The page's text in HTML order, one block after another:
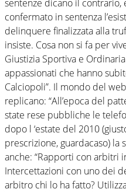
sentenze dicano il contrario,
confermato in sentenza
delinquere finalizzata alla
insiste. Cosa non si fa per
Giustizia Sportiva e
appassionati che hanno
Calciopoli”. Il mondo del
replicano: “All’epoca del
state rese pubbliche le
dopo l ‘estate del 2010
prescrizione, guardacaso) la
anche: “Rapporti con arbitri
Intercettazioni con uno dei
arbitro chi lo ha fatto?